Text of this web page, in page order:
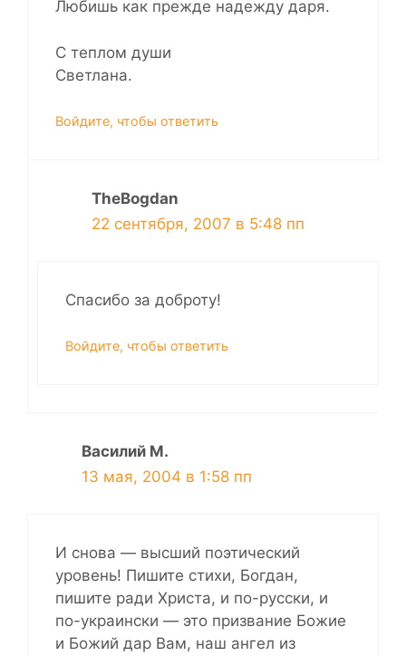
Любишь как прежде надежду даря.
С теплом души
Светлана.
Войдите, чтобы ответить
TheBogdan
22 сентября, 2007 в 5:48 пп
Спасибо за доброту!
Войдите, чтобы ответить
Василий М.
13 мая, 2004 в 1:58 пп
И снова — высший поэтический
уровень! Пишите стихи, Богдан,
пишите ради Христа, и по-русски, и
по-украински — это призвание Божие
и Божий дар Вам, наш ангел из